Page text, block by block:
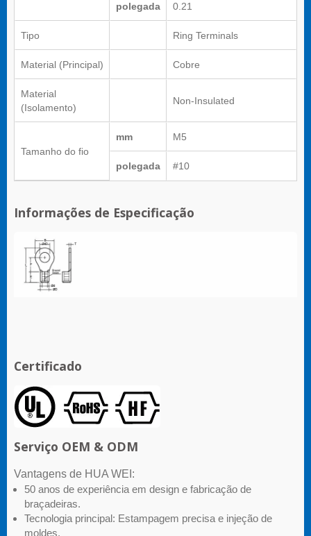
polegada 0.21
Tipo Ring Terminals
Material (Principal) Cobre
Material
(Isolamento)
Non-Insulated
Tamanho do fio
mm M5
polegada #10
Informações de Especificação
Certificado
Serviço OEM & ODM
Vantagens de HUA WEI:
50 anos de experiência em design e fabricação de
braçadeiras.
Tecnologia principal: Estampagem precisa e injeção de
moldes.